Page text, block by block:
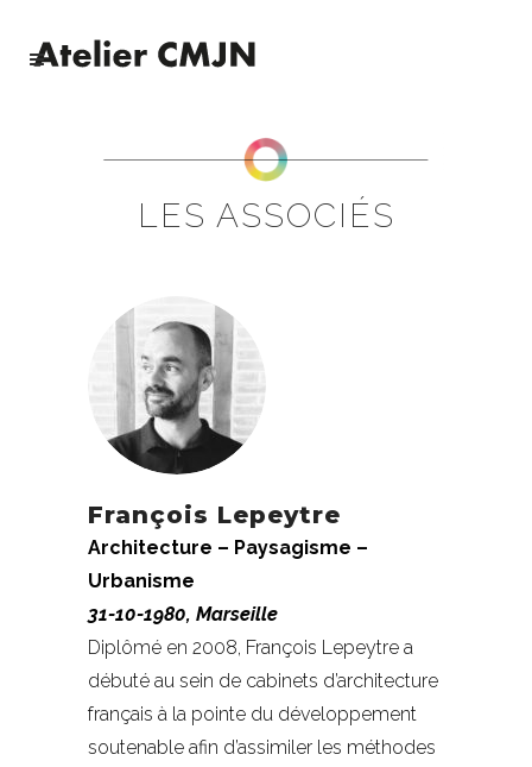
LES ASSOCIÉS
François Lepeytre
Architecture – Paysagisme –
Urbanisme
31-10-1980, Marseille
Diplômé en 2008, François Lepeytre a
débuté au sein de cabinets d’architecture
français à la pointe du développement
soutenable afin d’assimiler les méthodes